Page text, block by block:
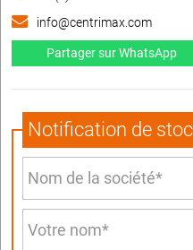
info@centrimax.com
Partager sur WhatsApp
Notification de